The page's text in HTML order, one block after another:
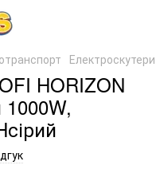
Електроскутери
HORIZON